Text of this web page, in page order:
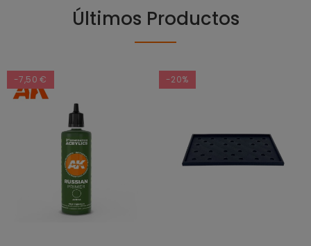
Últimos Productos
-7,50 € -20%